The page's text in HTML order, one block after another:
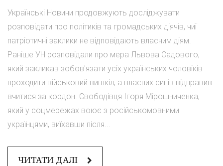
Українські Новини продовжують досліджувати
розповідати про політиків та громадських діячів, чиї
патріотичні заклики не відповідають власним діям.
Раніше УН розповідали про мера Львова Садового,
який закликав зобов'язати усіх українських чоловіків
проходити військовий вишкіл, а власних синів відправив
вчитися за кордон. Свободівця Ігоря Мірошниченка,
який у соцмережах воює з російськомовними
українцями, виїхавши після...
ЧИТАТИ ДАЛІ